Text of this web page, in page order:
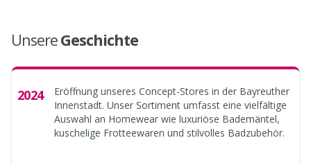
UnsereGeschichte
2024
Eröffnung unseres Concept-Stores in der Bayreuther
Innenstadt. Unser Sortiment umfasst eine vielfältige
Auswahl an Homewear wie luxuriöse Bademäntel,
kuschelige Frotteewaren und stilvolles Badzubehör.